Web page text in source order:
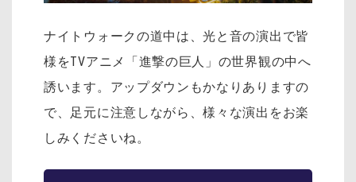
ナイトウォークの道中は、光と音の演出で皆
様をTVアニメ「進撃の巨人」の世界観の中へ
誘います。アップダウンもかなりありますの
で、足元に注意しながら、様々な演出をお楽
しみくださいね。